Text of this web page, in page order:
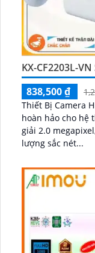
KX-CF2203L-
838,500 ₫
Thiết Bị Camera
hoàn hảo cho hệ
giải 2.0
lượng sắc nét...